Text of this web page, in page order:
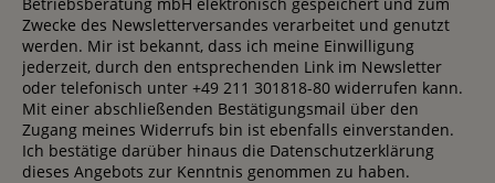
Zwecke des Newsletterversandes verarbeitet und genutzt
werden. Mir ist bekannt, dass ich meine Einwilligung
jederzeit, durch den entsprechenden Link im Newsletter
oder telefonisch unter +49 211 301818-80 widerrufen kann.
Mit einer abschließenden Bestätigungsmail über den
Zugang meines Widerrufs bin ist ebenfalls einverstanden.
Ich bestätige darüber hinaus die Datenschutzerklärung
dieses Angebots zur Kenntnis genommen zu haben.